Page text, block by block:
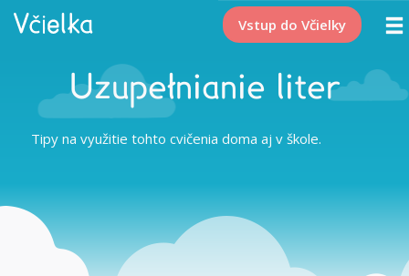
Vstup do Včielky
Uzupełnianie liter
Tipy na využitie tohto cvičenia doma aj v škole.